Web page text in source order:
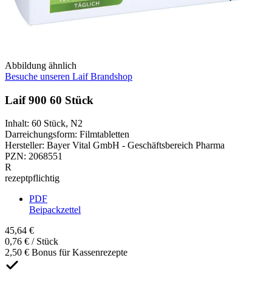
Abbildung ähnlich
Besuche unseren Laif Brandshop
Laif 900 60 Stück
Inhalt: 60 Stück, N2
Darreichungsform: Filmtabletten
Hersteller: Bayer Vital GmbH - Geschäftsbereich Pharma
PZN: 2068551
R
rezeptpflichtig
PDF
Beipackzettel
45,64 €
0,76 € / Stück
2,50 € Bonus für Kassenrezepte